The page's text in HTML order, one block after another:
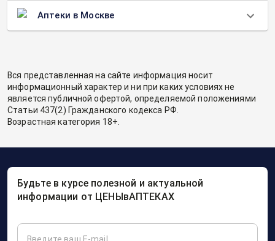
Аптеки в Москве
Вся представленная на сайте информация носит
информационный характер и ни при каких условиях не
является публичной офертой, определяемой положениями
Статьи 437(2) Гражданского кодекса РФ.
Возрастная категория 18+.
Будьте в курсе полезной и актуальной
информации от ЦЕНЫвАПТЕКАХ